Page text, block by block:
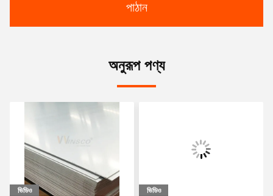
পাঠান
অনুরূপ পণ্য
ভিডিও ভিডিও